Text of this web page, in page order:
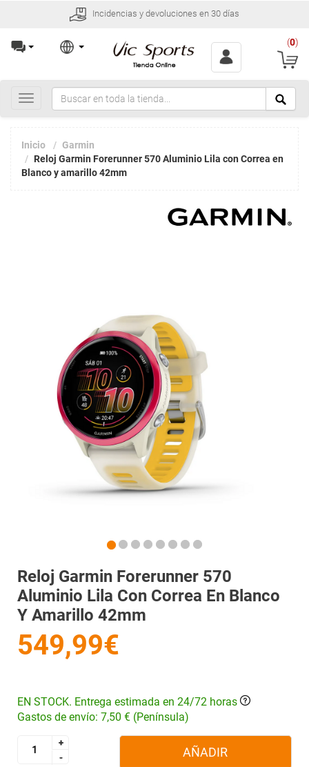
Incidencias y devoluciones en 30 días
(0)
Toggle
navigation
Inicio
Garmin
Reloj Garmin Forerunner 570 Aluminio Lila con Correa en
Blanco y amarillo 42mm
Reloj Garmin Forerunner 570
Aluminio Lila Con Correa En Blanco
Y Amarillo 42mm
549,99€
EN STOCK. Entrega estimada en 24/72 horas
Gastos de envío: 7,50 € (Península)
+
-
+
-
AÑADIR